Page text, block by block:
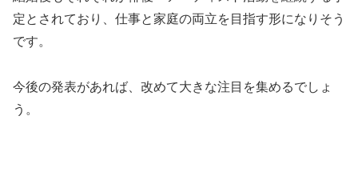
定とされており、仕事と家庭の両立を目指す形になりそう
です。
今後の発表があれば、改めて大きな注目を集めるでしょ
う。